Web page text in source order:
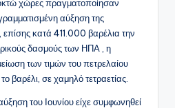
χώρες πραγματοποίησαν
αύξηση της
κατά 411.000 βαρέλια την
δασμούς των ΗΠΑ , η
των τιμών του πετρελαίου
βαρέλι, σε χαμηλό τετραετίας.
του Ιουνίου είχε συμφωνηθεί